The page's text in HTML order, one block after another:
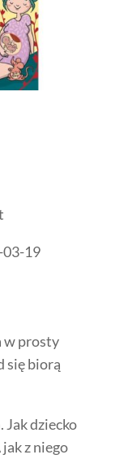
03-19
w prosty
się biorą
dziecko
z niego